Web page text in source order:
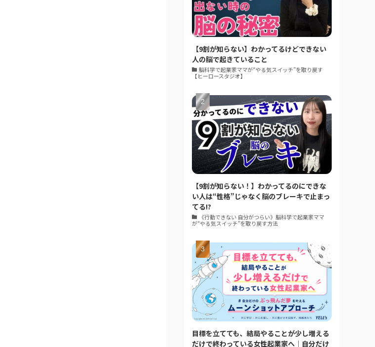
【9割が知らない】わかってるけどできない
人の脳で起きていること
脳科学で起業家ママが“やる気スイッチ”を取り戻す
【ヒーロースタジオ】
【9割が知らない！】わかってるのにできな
い人は“性格”じゃなく脳のブレーキで止まっ
てる!?
《行動できない 自分がつらい》脳科学で起業家ママ
が“やる気スイッチ”を取り戻す方法
目標を立てても、結局やることが少し増える
だけで終わっている女性起業家へ｜自分だけ